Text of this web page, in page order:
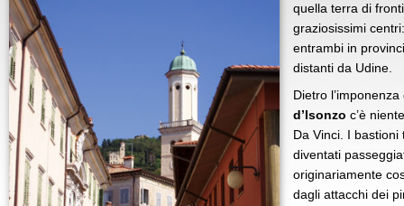
quella terra di
graziosissimi
entrambi in
distanti da Udine.
Dietro
d’Isonzo c’è
Da Vinci. I
diventati
originariamente
dagli attacchi dei